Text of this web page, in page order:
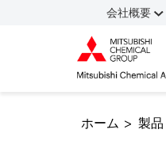
会社概要
ホーム 製品